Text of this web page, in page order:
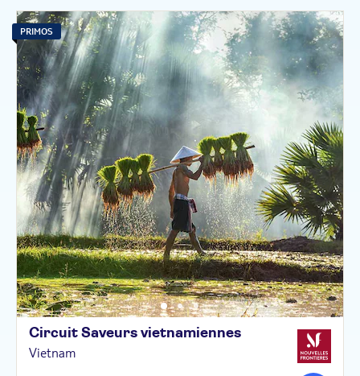
PRIMOS
Circuit Saveurs vietnamiennes
Vietnam